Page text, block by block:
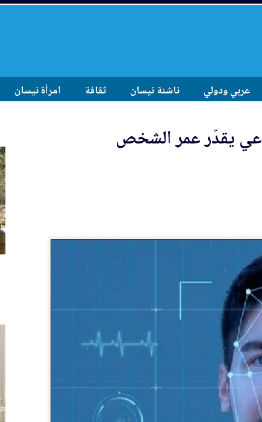
عربي ودولي ناشئة نيسان ثقافة امرأة نيسان
عييقدّر عمر الشخص